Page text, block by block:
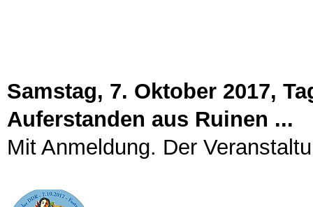
Samstag, 7. Oktober 2017,
Auferstanden aus Ruinen ...
Mit Anmeldung. Der